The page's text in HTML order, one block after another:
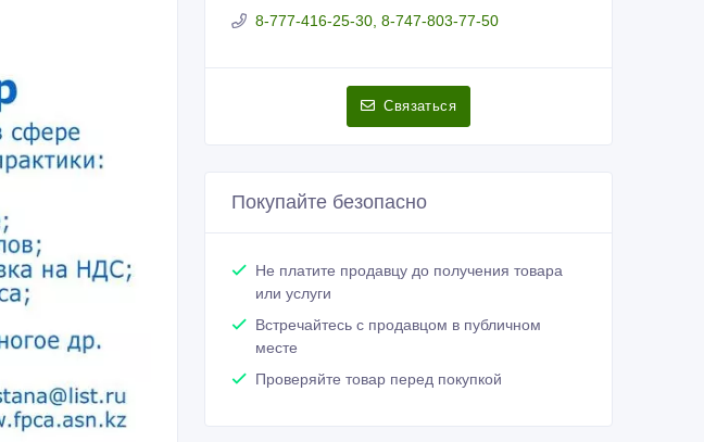
8-777-416-25-30, 8-747-803-77-50
Связаться
Покупайте безопасно
Не платите продавцу до получения товара
или услуги
Встречайтесь с продавцом в публичном
месте
Проверяйте товар перед покупкой